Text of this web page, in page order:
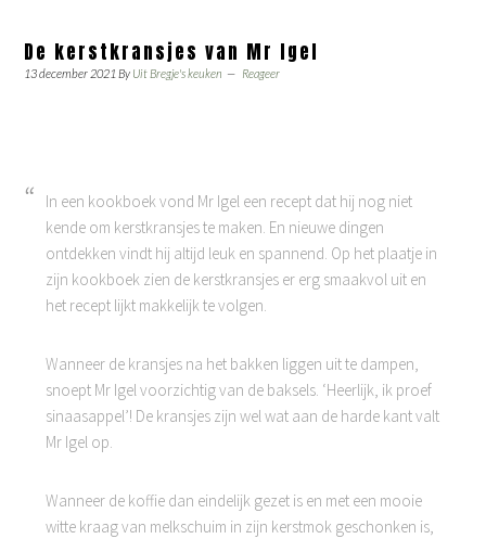
De kerstkransjes van Mr Igel
13 december 2021 By Uit Bregje's keuken Reageer
In een kookboek vond Mr Igel een recept dat hij nog niet
kende om kerstkransjes te maken. En nieuwe dingen
ontdekken vindt hij altijd leuk en spannend. Op het plaatje in
zijn kookboek zien de kerstkransjes er erg smaakvol uit en
het recept lijkt makkelijk te volgen.
Wanneer de kransjes na het bakken liggen uit te dampen,
snoept Mr Igel voorzichtig van de baksels. ‘Heerlijk, ik proef
sinaasappel’! De kransjes zijn wel wat aan de harde kant valt
Mr Igel op.
Wanneer de koffie dan eindelijk gezet is en met een mooie
witte kraag van melkschuim in zijn kerstmok geschonken is,